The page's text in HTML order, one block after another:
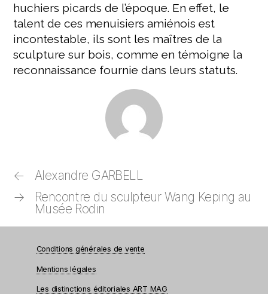
huchiers picards de l’époque. En effet, le
talent de ces menuisiers amiénois est
incontestable, ils sont les maîtres de la
sculpture sur bois, comme en témoigne la
reconnaissance fournie dans leurs statuts.
←
Alexandre GARBELL
→
Rencontre du sculpteur Wang Keping au
Musée Rodin
Conditions générales de vente
Mentions légales
Les distinctions éditoriales ART MAG